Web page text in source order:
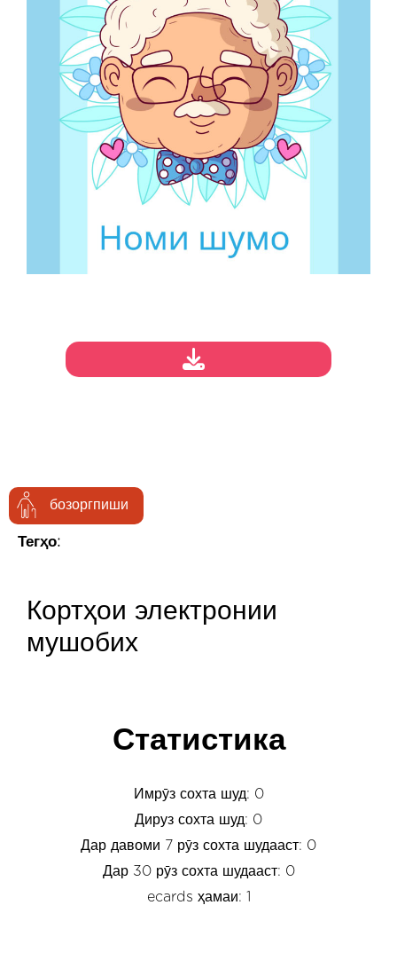
бозоргпиши
Тегҳо:
Кортҳои электронии
мушобих
Статистика
Имрӯз сохта шуд: 0
Дируз сохта шуд: 0
Дар давоми 7 рӯз сохта шудааст: 0
Дар 30 рӯз сохта шудааст: 0
ecards ҳамаи: 1